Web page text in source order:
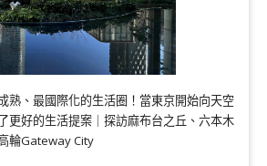
熟、最國際化的生活圈！當東京開始向天空
更好的生活提案｜探訪麻布台之丘、六本木
輪Gateway City